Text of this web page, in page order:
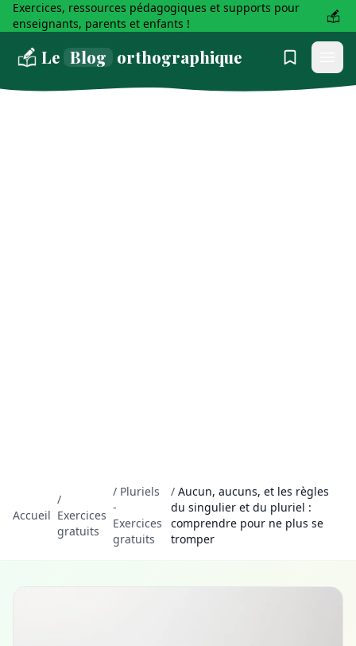
Exercices, ressources pédagogiques et supports pour
enseignants, parents et enfants !
Le Blog orthographique
Accueil
/
Exercices
gratuits
/ Pluriels
-
Exercices
gratuits
/ Aucun, aucuns, et les règles
du singulier et du pluriel :
comprendre pour ne plus se
tromper